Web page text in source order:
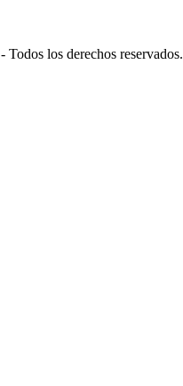
- Todos los derechos reservados.